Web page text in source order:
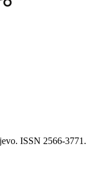
ISSN 2566-3771.